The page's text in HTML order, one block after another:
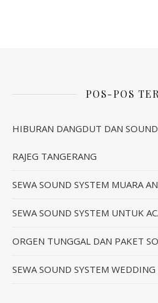
POS-POS
HIBURAN DANGDUT DAN
RAJEG TANGERANG
SEWA SOUND SYSTEM MUARA
SEWA SOUND SYSTEM UNTUK
ORGEN TUNGGAL DAN PAKET
SEWA SOUND SYSTEM